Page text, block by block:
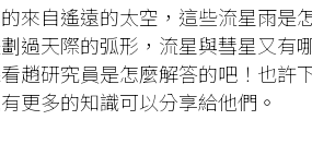
來自遙遠的太空，這些流星雨是
過天際的弧形，流星與彗星又有
趙研究員是怎麼解答的吧！也許
更多的知識可以分享給他們。